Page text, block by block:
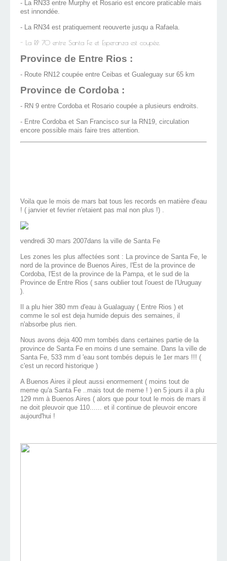
- La RN33 entre Murphy et Rosario est encore praticable mais
est innondée.
- La RN34 est pratiquement reouverte jusqu a Rafaela.
- La RP 70 entre Santa Fe et Esperanza est coupée.
Province de Entre Rios :
- Route RN12 coupée entre Ceibas et Gualeguay sur 65 km
Province de Cordoba :
- RN 9 entre Cordoba et Rosario coupée a plusieurs endroits.
- Entre Cordoba et San Francisco sur la RN19, circulation
encore possible mais faire tres attention.
Voila que le mois de mars bat tous les records en matière d'eau
! ( janvier et fevrier n'etaient pas mal non plus !) .
vendredi 30 mars 2007dans la ville de Santa Fe
Les zones les plus affectées sont : La province de Santa Fe, le
nord de la province de Buenos Aires, l'Est de la province de
Cordoba, l'Est de la province de la Pampa, et le sud de la
Province de Entre Rios ( sans oublier tout l'ouest de l'Uruguay
).
Il a plu hier 380 mm d'eau à Gualaguay ( Entre Rios ) et
comme le sol est deja humide depuis des semaines, il
n'absorbe plus rien.
Nous avons deja 400 mm tombés dans certaines partie de la
province de Santa Fe en moins d une semaine. Dans la ville de
Santa Fe, 533 mm d 'eau sont tombés depuis le 1er mars !!! (
c'est un record historique )
A Buenos Aires il pleut aussi enormement ( moins tout de
meme qu'a Santa Fe ..mais tout de meme ! ) en 5 jours il a plu
129 mm à Buenos Aires ( alors que pour tout le mois de mars il
ne doit pleuvoir que 110...... et il continue de pleuvoir encore
aujourd'hui !